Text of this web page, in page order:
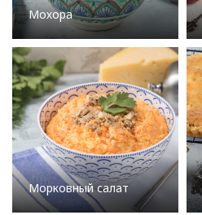
Мохора
Морковный салат